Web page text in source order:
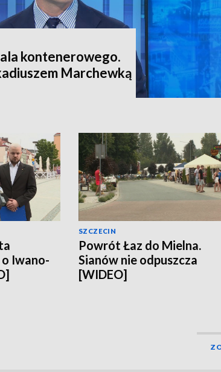
kontenerowego.
Marchewką
Iwano-
SZCZECIN
Powrót Łaz do Mielna.
Sianów nie odpuszcza
[WIDEO]